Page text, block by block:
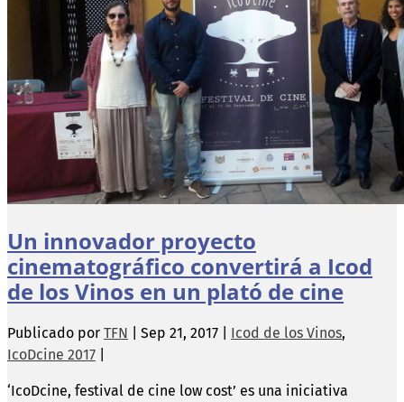
Un innovador proyecto
cinematográfico convertirá a Icod
de los Vinos en un plató de cine
Publicado por TFN Sep 21, 2017 Icod de los Vinos,
IcoDcine 2017
‘IcoDcine, festival de cine low cost’ es una iniciativa